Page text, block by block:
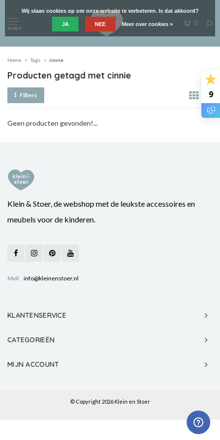
9
MENU
0
Home Tags cinnie
Producten getagd met cinnie
Filters
Geen producten gevonden!...
Klein & Stoer, de webshop met de leukste accessoires en
meubels voor de kinderen.
Mail info@kleinenstoer.nl
KLANTENSERVICE
CATEGORIEËN
MIJN ACCOUNT
© Copyright 2026 Klein en Stoer
Wij slaan cookies op om onze website te verbeteren. Is dat akkoord?
JA NEE Meer over cookies »